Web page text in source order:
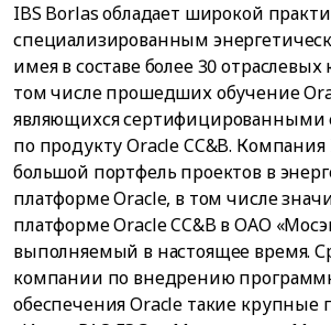
IBS Borlas обладает широкой
специализированным
имея в составе более 30 отраслевых
том числе прошедших обучение
являющихся сертифицированными
по продукту Oracle CC&B.
большой портфель проектов в
платформе Oracle, в том числе
платформе Oracle CC&B в ОАО
выполняемый в настоящее время.
компании по внедрению
обеспечения Oracle такие крупные